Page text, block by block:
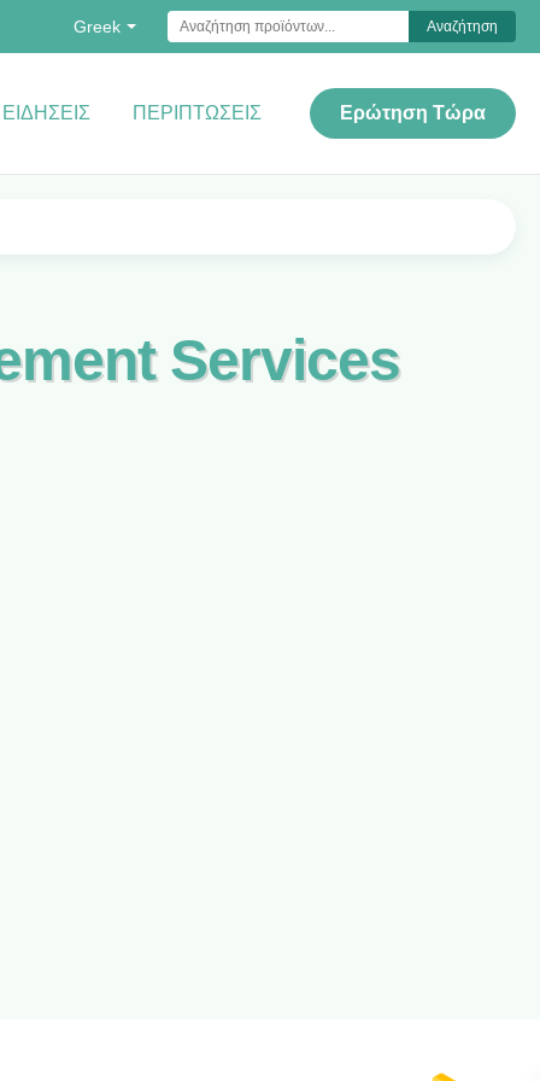
Greek Αναζήτηση
ΕΙΔΉΣΕΙΣ ΠΕΡΙΠΤΏΣΕΙΣ Ερώτηση Τώρα
Services